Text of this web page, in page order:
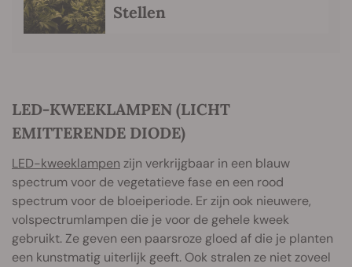
Stellen
LED-KWEEKLAMPEN (LICHT
EMITTERENDE DIODE)
LED-kweeklampen zijn verkrijgbaar in een blauw
spectrum voor de vegetatieve fase en een rood
spectrum voor de bloeiperiode. Er zijn ook nieuwere,
volspectrumlampen die je voor de gehele kweek
gebruikt. Ze geven een paarsroze gloed af die je planten
een kunstmatig uiterlijk geeft. Ook stralen ze niet zoveel